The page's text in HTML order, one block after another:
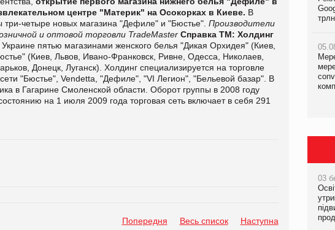
центре "Материк" на Осокорках в Киеве. В
три-четыре новых магазина "Дефиле" и "Бюстье". Производители
и оптовой торговли TradeMaster Справка ТМ: Холдинг
пятью магазинами женского белья "Дикая Орхидея" (Киев,
(Киев, Львов, Ивано-Франковск, Ривне, Одесса, Николаев,
Донецк, Луганск). Холдинг специализируется на торговле
"Бюстье", Vendetta, "Дефиле", "VI Легион", "Бельевой базар". В
в Гагарине Смоленской области. Оборот группы в 2008 году
на 1 июля 2009 года торговая сеть включает в себя 291
Попередня Весь список Наступна
03